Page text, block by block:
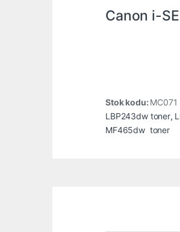
Canon i-
Stok kodu: MC071
LBP243dw toner,
MF465dw toner